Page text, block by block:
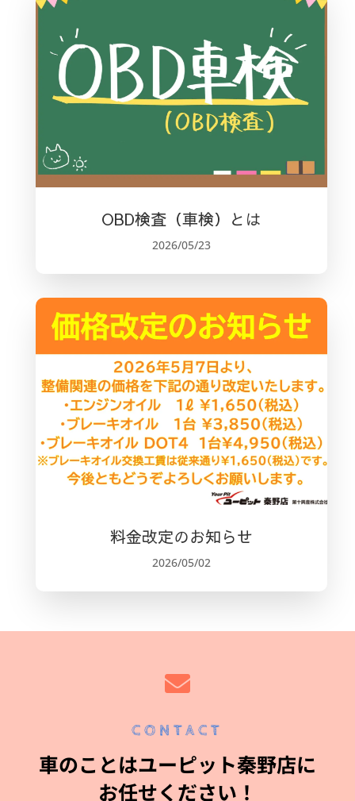
OBD検査（車検）とは
2026/05/23
料金改定のお知らせ
2026/05/02

CONTACT
車のことはユーピット秦野店に
お任せください！